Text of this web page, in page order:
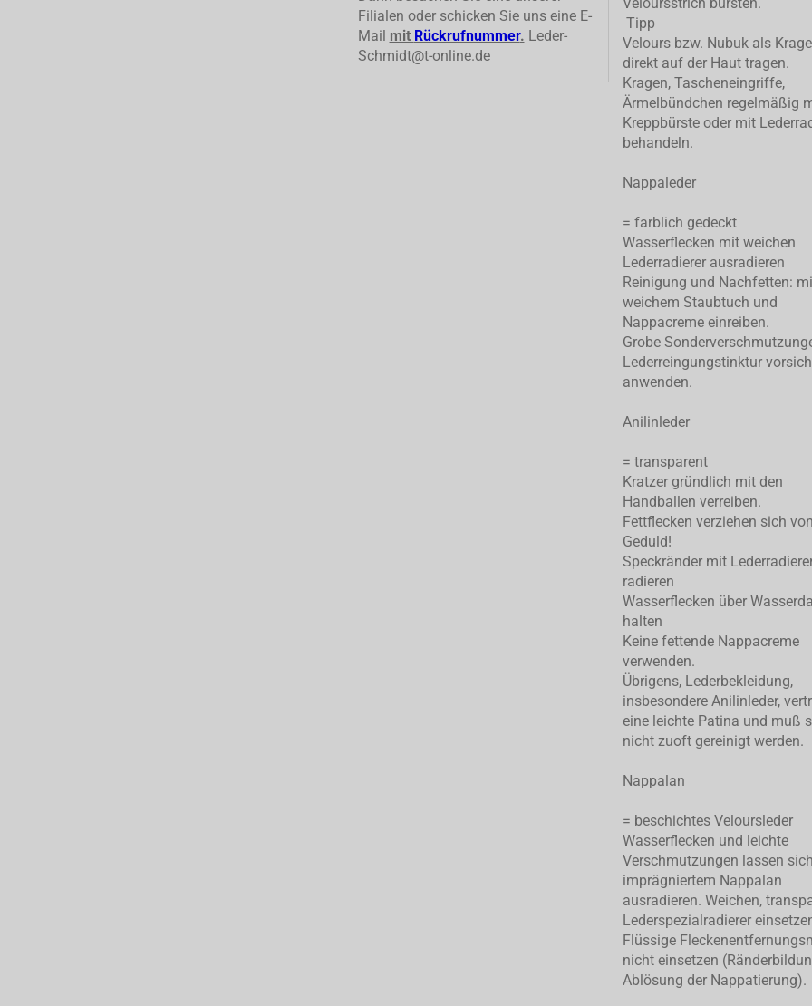
Filialen oder schicken Sie uns eine E-
Mail mit Rückrufnummer. Leder-
Schmidt@t-online.de
Veloursstrich bürsten.
Tipp
Velours bzw. Nubuk als
direkt auf der Haut tragen.
Kragen, Tascheneingriffe,
Ärmelbündchen regelmäßig
Kreppbürste oder mit
behandeln.
Nappaleder
= farblich gedeckt
Wasserflecken mit weichen
Lederradierer ausradieren
Reinigung und Nachfetten:
weichem Staubtuch und
Nappacreme einreiben.
Grobe
Lederreingungstinktur
anwenden.
Anilinleder
= transparent
Kratzer gründlich mit den
Handballen verreiben.
Fettflecken verziehen sich
Geduld!
Speckränder mit
radieren
Wasserflecken über
halten
Keine fettende Nappacreme
verwenden.
Übrigens, Lederbekleidung,
insbesondere Anilinleder,
eine leichte Patina und muß
nicht zuoft gereinigt werden.
Nappalan
= beschichtes Veloursleder
Wasserflecken und leichte
Verschmutzungen lassen
imprägniertem Nappalan
ausradieren. Weichen,
Lederspezialradierer
Flüssige
nicht einsetzen
Ablösung der Nappatierung).